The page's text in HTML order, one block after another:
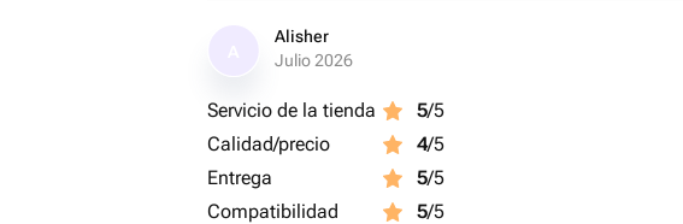
Alisher
Julio 2026
Servicio de la tienda 5/5
Calidad/precio
4/5
Entrega
5/5
Compatibilidad
5/5